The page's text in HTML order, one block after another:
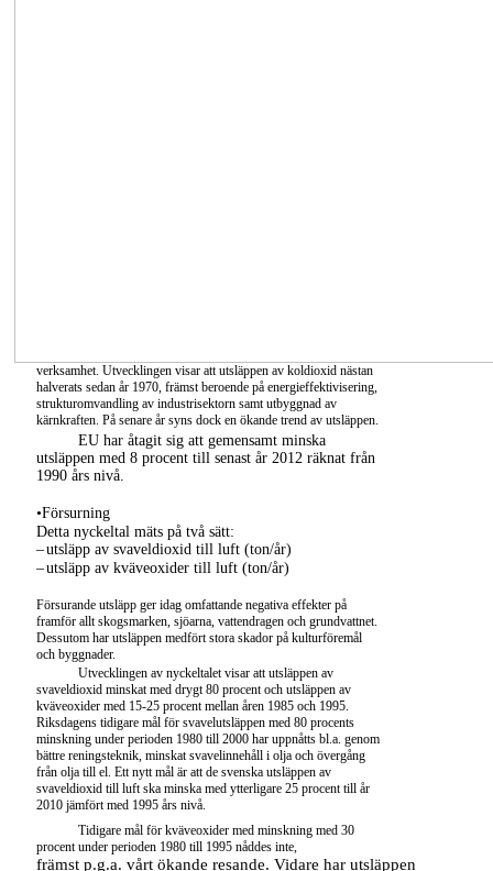
verksamhet. Utvecklingen visar att utsläppen av koldioxid nästan
halverats sedan år 1970, främst beroende på energieffektivisering,
strukturomvandling av industrisektorn samt utbyggnad av
kärnkraften. På senare år syns dock en ökande trend av utsläppen.
EU har åtagit sig att gemensamt minska
utsläppen med 8 procent till senast år 2012 räknat från
1990 års nivå.
•Försurning
Detta nyckeltal mäts på två sätt:
–utsläpp av svaveldioxid till luft (ton/år)
–utsläpp av kväveoxider till luft (ton/år)
Försurande utsläpp ger idag omfattande negativa effekter på
framför allt skogsmarken, sjöarna, vattendragen och grundvattnet.
Dessutom har utsläppen medfört stora skador på kulturföremål
och byggnader.
Utvecklingen av nyckeltalet visar att utsläppen av
svaveldioxid minskat med drygt 80 procent och utsläppen av
kväveoxider med 15-25 procent mellan åren 1985 och 1995.
Riksdagens tidigare mål för svavelutsläppen med 80 procents
minskning under perioden 1980 till 2000 har uppnåtts bl.a. genom
bättre reningsteknik, minskat svavelinnehåll i olja och övergång
från olja till el. Ett nytt mål är att de svenska utsläppen av
svaveldioxid till luft ska minska med ytterligare 25 procent till år
2010 jämfört med 1995 års nivå.
Tidigare mål för kväveoxider med minskning med 30
procent under perioden 1980 till 1995 nåddes inte,
främst p.g.a. vårt ökande resande. Vidare har utsläppen